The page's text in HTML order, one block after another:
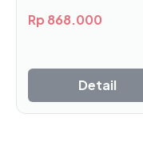
Rp 868.000
Detail